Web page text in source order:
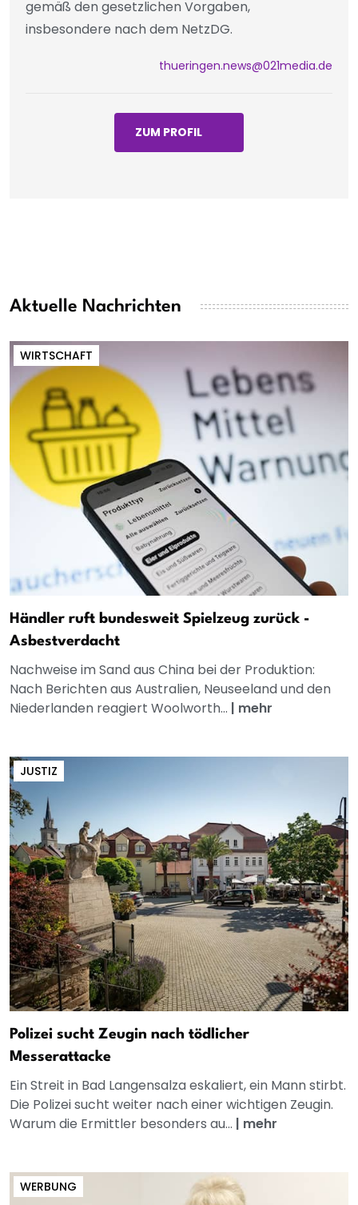
gemäß den gesetzlichen Vorgaben,
insbesondere nach dem NetzDG.
thueringen.news@021media.de
ZUM PROFIL
Aktuelle Nachrichten
WIRTSCHAFT
Händler ruft bundesweit Spielzeug zurück -
Asbestverdacht
Nachweise im Sand aus China bei der Produktion:
Nach Berichten aus Australien, Neuseeland und den
Niederlanden reagiert Woolworth... | mehr
JUSTIZ
Polizei sucht Zeugin nach tödlicher
Messerattacke
Ein Streit in Bad Langensalza eskaliert, ein Mann stirbt.
Die Polizei sucht weiter nach einer wichtigen Zeugin.
Warum die Ermittler besonders au... | mehr
WERBUNG